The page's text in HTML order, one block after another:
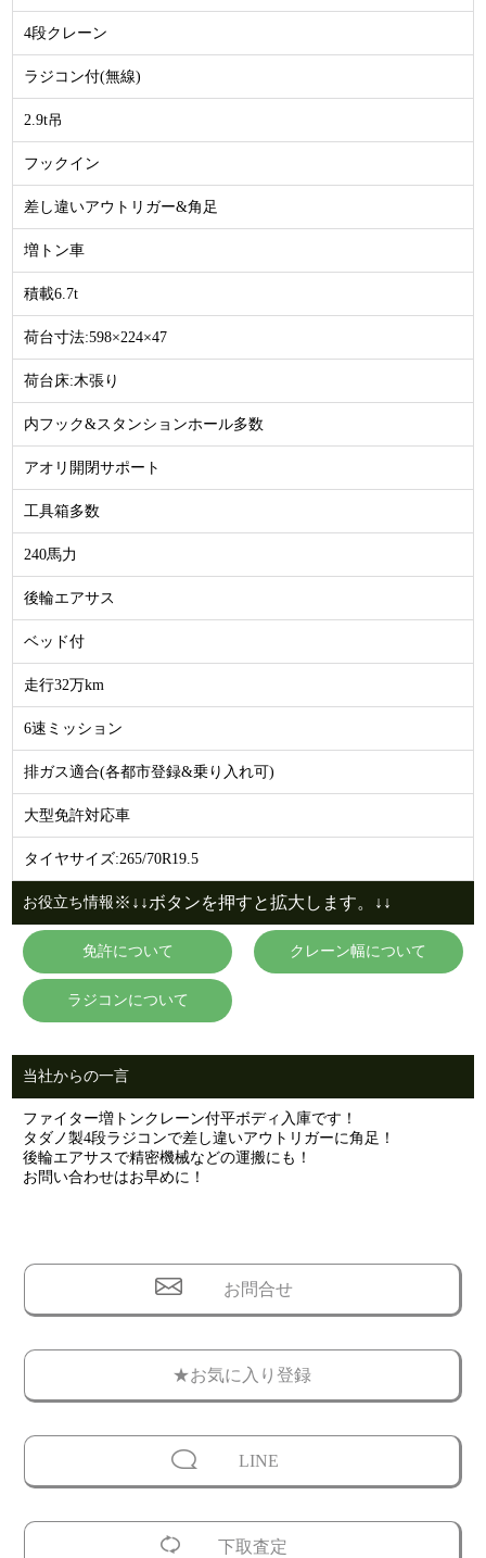
4段クレーン
ラジコン付(無線)
2.9t吊
フックイン
差し違いアウトリガー&角足
増トン車
積載6.7t
荷台寸法:598×224×47
荷台床:木張り
内フック&スタンションホール多数
アオリ開閉サポート
工具箱多数
240馬力
後輪エアサス
ベッド付
走行32万km
6速ミッション
排ガス適合(各都市登録&乗り入れ可)
大型免許対応車
タイヤサイズ:265/70R19.5
お役立ち情報 ※↓↓ボタンを押すと拡大します。↓↓
免許について クレーン幅について
ラジコンについて
当社からの一言
ファイター増トンクレーン付平ボディ入庫です！
タダノ製4段ラジコンで差し違いアウトリガーに角足！
後輪エアサスで精密機械などの運搬にも！
お問い合わせはお早めに！
お問合せ
★お気に入り登録
LINE
下取査定